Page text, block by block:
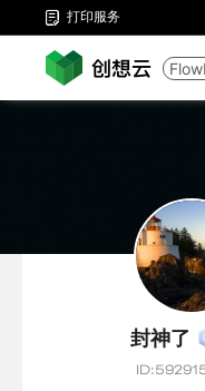
 打印服务